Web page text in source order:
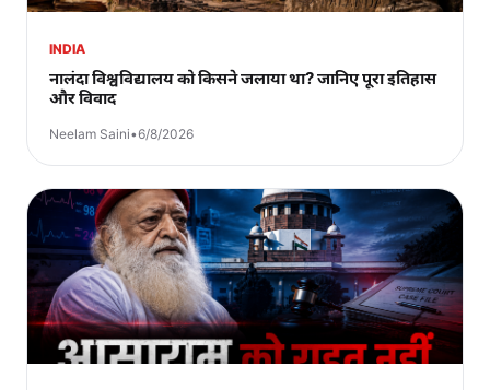
INDIA
नालंदा विश्वविद्यालय को किसने जलाया था? जानिए पूरा इतिहास
और विवाद
Neelam Saini•6/8/2026